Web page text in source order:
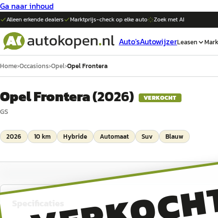
Ga naar inhoud
Alleen erkende dealers Marktprijs-check op elkeauto Zoek met AI
Auto'sAutowijzerLeasen
Home›Occasions›Opel›Opel Frontera
Opel Frontera(2026) VERKOCHT
GS
2026 10 km Hybride Automaat Suv Blauw